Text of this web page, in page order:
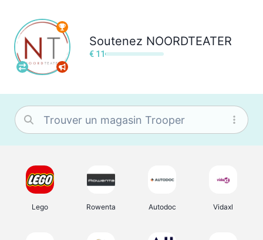
Soutenez NOORDTEATER
€ 11
Lego Rowenta Autodoc Vidaxl